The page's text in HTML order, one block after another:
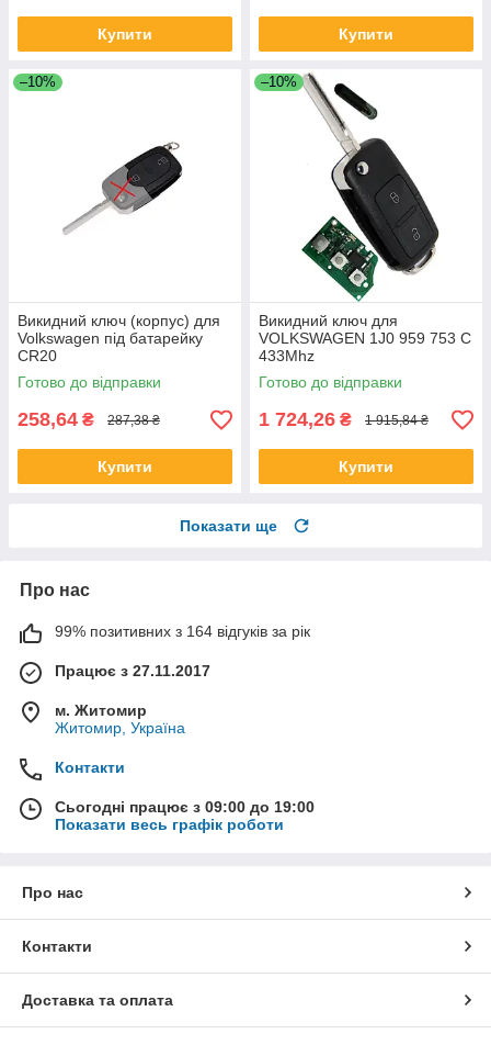
Купити Купити
–10%
Викидний ключ (корпус) для
Volkswagen під батарейку
CR20
Готово до відправки
258,64 ₴ 287,38 ₴
Купити
–10%
Викидний ключ для
VOLKSWAGEN 1J0 959 753 C
433Mhz
Готово до відправки
1 724,26 ₴ 1 915,84 ₴
Купити
Показати ще
Про нас
99% позитивних з 164 відгуків за рік
Працює з 27.11.2017
м. Житомир
Житомир, Україна
Контакти
Сьогодні працює з 09:00 до 19:00
Показати весь графік роботи
Про нас
Контакти
Доставка та оплата